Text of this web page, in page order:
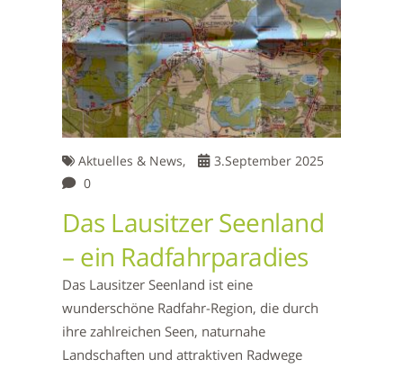
Aktuelles & News,
3.September 2025
0
Das Lausitzer Seenland
– ein Radfahrparadies
Das Lausitzer Seenland ist eine
wunderschöne Radfahr-Region, die durch
ihre zahlreichen Seen, naturnahe
Landschaften und attraktiven Radwege